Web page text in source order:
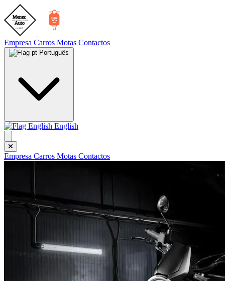
Empresa Carros Motas Contactos
Português
English
Empresa Carros Motas Contactos